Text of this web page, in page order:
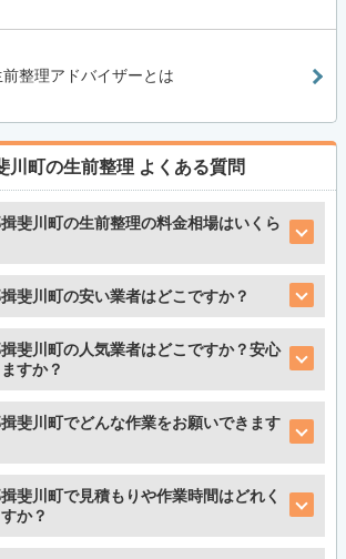
前整理アドバイザーとは
川町の生前整理 よくある質問
斐川町の生前整理の料金相場はいくら
斐川町の安い業者はどこですか？
斐川町の人気業者はどこですか？安心
すか？
斐川町でどんな作業をお願いできます
斐川町で見積もりや作業時間はどれく
か？